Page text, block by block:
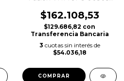
$162.108,53
$129.686,82 con
Transferencia Bancaria
3 cuotas sin interés de
$54.036,18
COMPRAR